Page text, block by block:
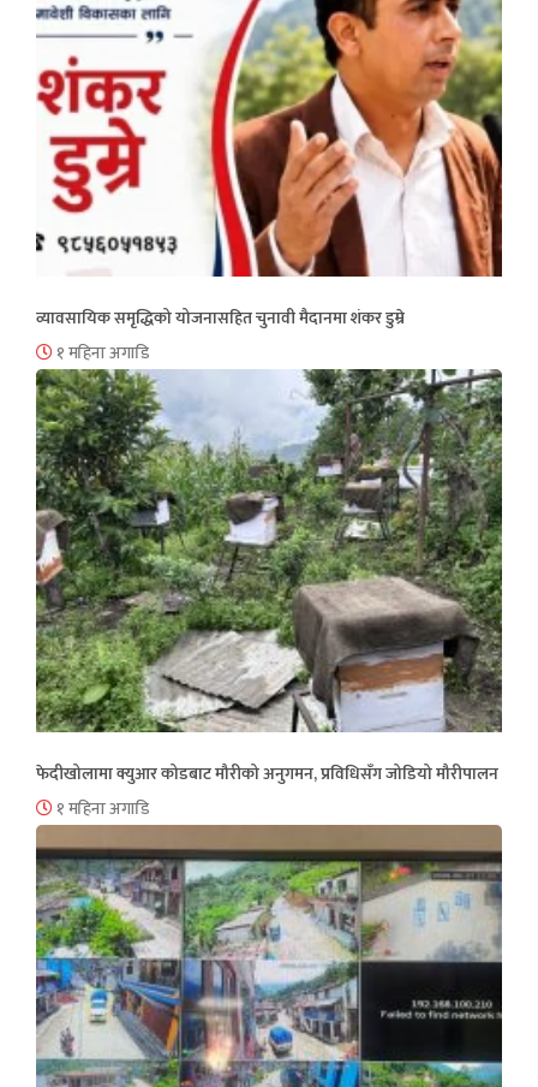
व्यावसायिक समृद्धिको योजनासहित चुनावी मैदानमा शंकर डुम्रे
१ महिना अगाडि
फेदीखोलामा क्युआर कोडबाट मौरीको अनुगमन, प्रविधिसँग जोडियो मौरीपालन
१ महिना अगाडि